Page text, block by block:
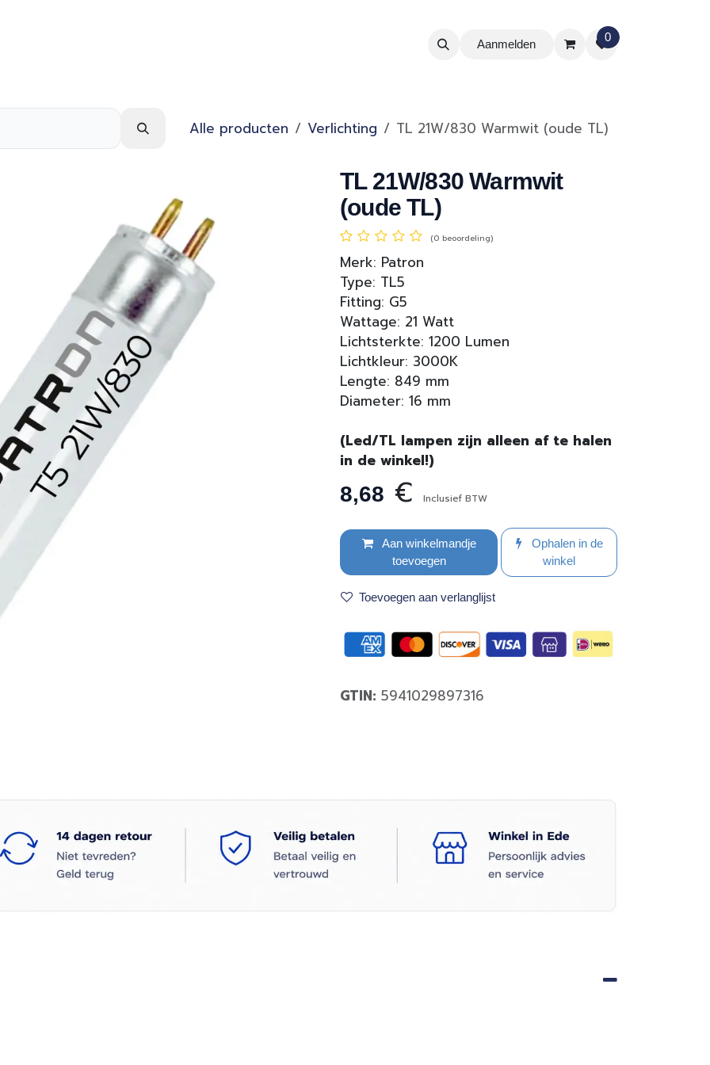
Aanmelden
0
Alle producten Verlichting TL 21W/830 Warmwit (oude TL)
TL 21W/830 Warmwit
(oude TL)
(0 beoordeling)
Merk: Patron
Type: TL5
Fitting: G5
Wattage: 21 Watt
Lichtsterkte: 1200 Lumen
Lichtkleur: 3000K
Lengte: 849 mm
Diameter: 16 mm
(Led/TL lampen zijn alleen af te halen
in de winkel!)
8,68 € Inclusief BTW
Aan winkelmandje
toevoegen
Ophalen in de
winkel
Toevoegen aan verlanglijst
GTIN: 5941029897316